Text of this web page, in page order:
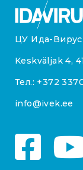
ЦУ Ида-
Keskväljak 4,
Тел.: +372
info@ivek.ee